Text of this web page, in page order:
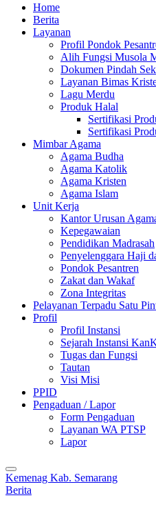
Home
Berita
Layanan
Profil Pondok
Alih Fungsi Musola
Dokumen Pindah
Layanan Bimas
Lagu Merdu
Produk Halal
Sertifikasi
Sertifikasi
Mimbar Agama
Agama Budha
Agama Katolik
Agama Kristen
Agama Islam
Unit Kerja
Kantor Urusan
Kepegawaian
Pendidikan Madrasah
Penyelenggara Haji
Pondok Pesantren
Zakat dan Wakaf
Zona Integritas
Pelayanan Terpadu Satu
Profil
Profil Instansi
Sejarah Instansi
Tugas dan Fungsi
Tautan
Visi Misi
PPID
Pengaduan / Lapor
Form Pengaduan
Layanan WA PTSP
Lapor
Kemenag Kab. Semarang
Berita